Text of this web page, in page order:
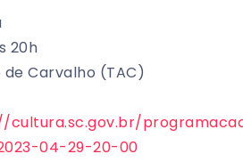
20h
Carvalho (TAC)
cultura.sc.gov.br/
04-29-20-00